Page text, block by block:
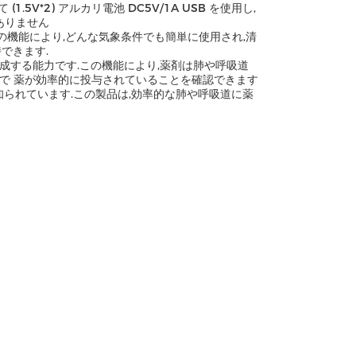
(1.5V*2) アルカリ電池 DC5V/1A USB を使用し,
りません
能により,どんな気象条件でも簡単に使用され,清
きます.
る能力です.この機能により,薬剤は肺や呼吸道
薬が効率的に投与されていることを確認できます
れています.この製品は,効率的な肺や呼吸道に薬